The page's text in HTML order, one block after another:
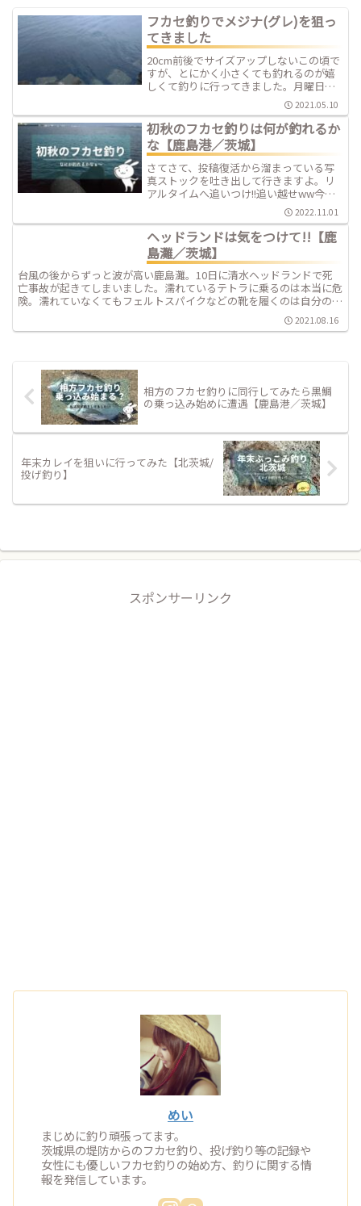
フカセ釣りでメジナ(グレ)を狙っ
てきました
20cm前後でサイズアップしないこの頃で
すが、とにかく小さくても釣れるのが嬉
しくて釣りに行ってきました。月曜日か
らまた仕事だし、道具を洗って片付けな
いといけないので一日釣りしたいけど我
慢です。
2021.05.10
初秋のフカセ釣りは何が釣れるか
な【鹿島港／茨城】
さてさて、投稿復活から溜まっている写
真ストックを吐き出して行きますよ。リ
アルタイムへ追いつけ!!追い越せww今回
はまたも9月中旬の釣果報告。気分屋な私
ですがインスタの方も更新再会しました
ので覗いてみてくださいね。
2022.11.01
ヘッドランドは気をつけて!!【鹿
島灘／茨城】
台風の後からずっと波が高い鹿島灘。10日に清水ヘッドランドで死
亡事故が起きてしまいました。濡れているテトラに乗るのは本当に危
険。濡れていなくてもフェルトスパイクなどの靴を履くのは自分の命
を守るために大切です。安全第一で釣りを楽しみましょうね。2021.08.16
相方のフカセ釣りに同行してみたら黒鯛
の乗っ込み始めに遭遇【鹿島港／茨城】
年末カレイを狙いに行ってみた【北茨城/
投げ釣り】
スポンサーリンク
めい
まじめに釣り頑張ってます。
茨城県の堤防からのフカセ釣り、投げ釣り等の記録や
女性にも優しいフカセ釣りの始め方、釣りに関する情
報を発信しています。